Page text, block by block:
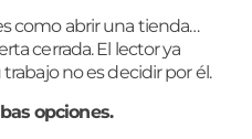
como abrir una tienda…
cerrada. El lector ya
no es decidir por él.
opciones.